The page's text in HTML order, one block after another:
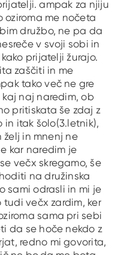
ampak za njiju
oziroma me nočeta
družbo, ne pa da
v svoji sobi in
prijatelji žurajo.
zaščiti in me
tako več ne gre
naj naredim, ob
pritiskata še zdaj z
in itak šolo(3.letnik),
želj in mnenj ne
kar naredim je
večx skregamo, še
na družinska
sami odrasli in mi je
večx zardim, ker
sama pri sebi
da se hoče nekdo z
redno mi govorita,